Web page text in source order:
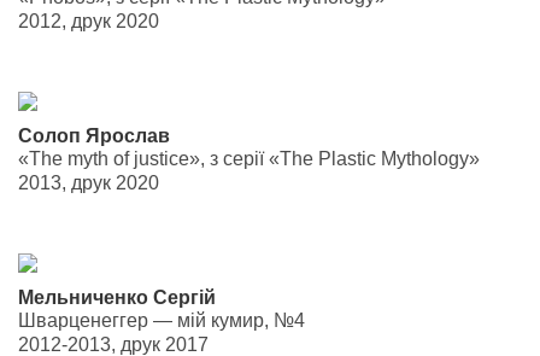
2012, друк 2020
Солоп Ярослав
«The myth of justice», з серії «The Plastic Mythology»
2013, друк 2020
Мельниченко Сергій
Шварценеггер — мій кумир, №4
2012-2013, друк 2017